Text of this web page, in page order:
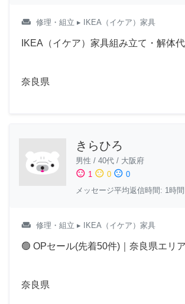
weekend 修理・組立 ▸ IKEA（イケア）家具
IKEA（イケア）家具組み立て・解体
奈良県
きらひろ
男性 / 40代 / 大阪府
sentiment_satisfied 1 sentiment_neutral 0 sentiment_dissatisfied 0
メッセージ平均返信時間: 1時
weekend 修理・組立 ▸ IKEA（イケア）家具
🟢 OPセール(先着50件)｜奈良県エリ
奈良県